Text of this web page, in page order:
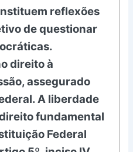
reflexões
de questionar
direito à
assegurado
A liberdade
fundamental
Federal